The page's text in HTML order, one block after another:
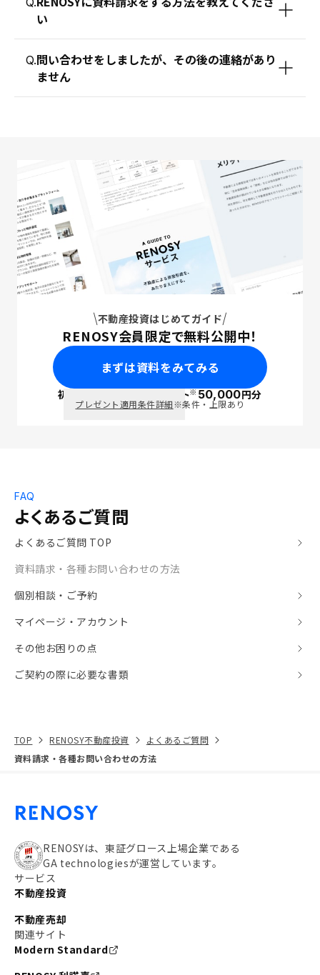
い
Q.問い合わせをしましたが、その後の連絡があり
ません
不動産投資はじめてガイド
RENOSY会員限定で無料公開中！
まずは資料をみてみる
初回面談で ポイント※50,000円分
プレゼント適用条件詳細※条件・上限あり
よくあるご質問
FAQ
よくあるご質問 TOP
資料請求・各種お問い合わせの方法
個別相談・ご予約
マイページ・アカウント
その他お困りの点
ご契約の際に必要な書類
TOP RENOSY不動産投資
よくあるご質問
資料請求・各種お問い合わせの方法
RENOSYは、東証グロース上場企業である
GA technologiesが運営しています。
サービス
不動産投資
不動産売却
関連サイト
Modern Standard